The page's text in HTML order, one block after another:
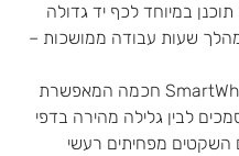
במיוחד לכף יד גדולה
שעות עבודה ממושכות –
ה-M650 Large כולל גלגלת SmartWheel חכמה המאפשרת
לבין גלילה מהירה בדפי
השקטים מפחיתים רעשי